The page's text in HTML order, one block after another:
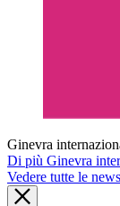
Ginevra
Di più Ginevra
Vedere tutte le